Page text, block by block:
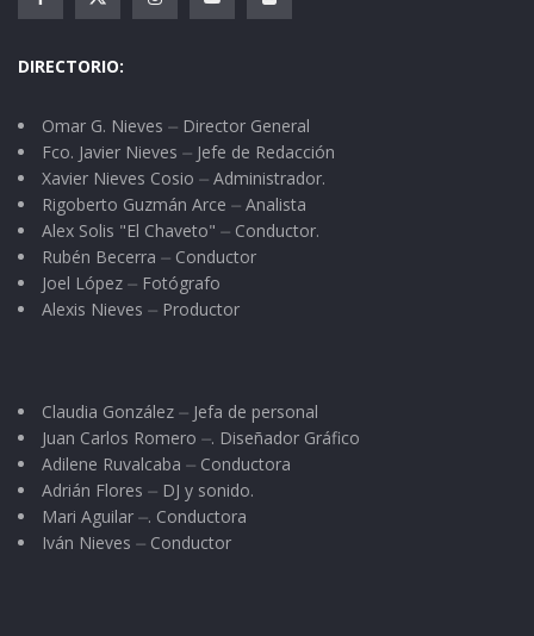
DIRECTORIO:
Omar G. Nieves ⏤ Director General
Fco. Javier Nieves ⏤ Jefe de Redacción
Xavier Nieves Cosio ⏤ Administrador.
Rigoberto Guzmán Arce ⏤ Analista
Alex Solis "El Chaveto" ⏤ Conductor.
Rubén Becerra ⏤ Conductor
Joel López ⏤ Fotógrafo
Alexis Nieves ⏤ Productor
Claudia González ⏤ Jefa de personal
Juan Carlos Romero ⏤. Diseñador Gráfico
Adilene Ruvalcaba ⏤ Conductora
Adrián Flores ⏤ DJ y sonido.
Mari Aguilar ⏤. Conductora
Iván Nieves ⏤ Conductor